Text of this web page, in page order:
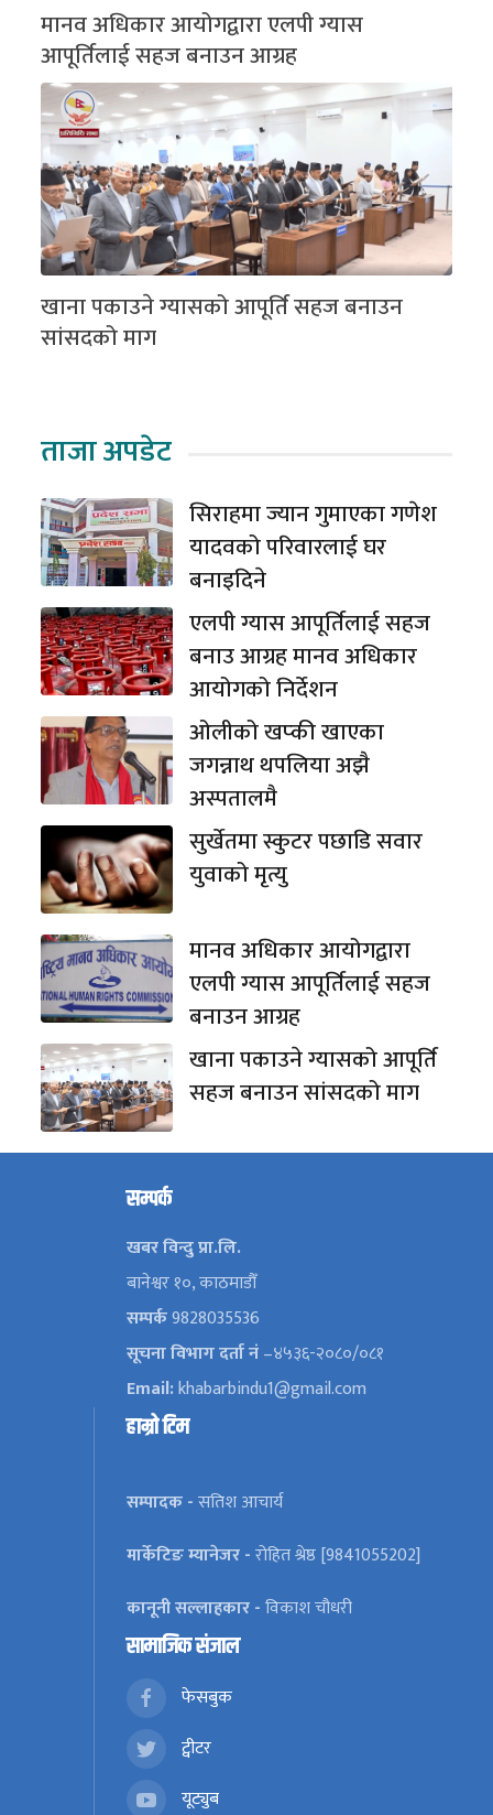
मानव अधिकार आयोगद्वारा एलपी ग्यास
आपूर्तिलाई सहज बनाउन आग्रह
खाना पकाउने ग्यासको आपूर्ति सहज बनाउन
सांसदको माग
ताजा अपडेट
सिराहमा ज्यान गुमाएका गणेश
यादवको परिवारलाई घर
बनाइदिने
एलपी ग्यास आपूर्तिलाई सहज
बनाउ आग्रह मानव अधिकार
आयोगको निर्देशन
ओलीको खप्की खाएका
जगन्नाथ थपलिया अझै
अस्पतालमै
सुर्खेतमा स्कुटर पछाडि सवार
युवाको मृत्यु
मानव अधिकार आयोगद्वारा
एलपी ग्यास आपूर्तिलाई सहज
बनाउन आग्रह
खाना पकाउने ग्यासको आपूर्ति
सहज बनाउन सांसदको माग
सम्पर्क
खबर विन्दु प्रा.लि.
बानेश्वर १०, काठमाडौँ
सम्पर्क9828035536
सूचना विभाग दर्ता नं–४५३६-२०८०/०८१
Email:khabarbindu1@gmail.com
हाम्रो टिम
सम्पादक -सतिश आचार्य
मार्केटिङ म्यानेजर -रोहित श्रेष्ठ [9841055202]
कानूनी सल्लाहकार -विकाश चौधरी
सामाजिक संजाल
फेसबुक
ट्वीटर
यूट्युब